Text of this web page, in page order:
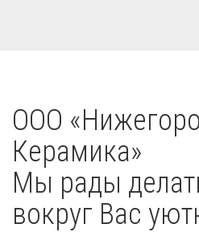
OOO
Керамика»
Мы рады
вокруг Вас